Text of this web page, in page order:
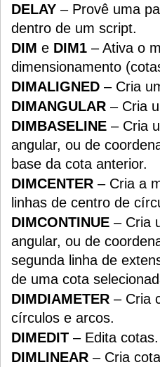
DELAY – Provê uma
dentro de um script.
DIM e DIM1 – Ativa o
dimensionamento
DIMALIGNED – Cria
DIMANGULAR – Cria
DIMBASELINE – Cria
angular, ou de
base da cota anterior.
DIMCENTER – Cria a
linhas de centro de
DIMCONTINUE – Cria
angular, ou de
segunda linha de
de uma cota
DIMDIAMETER – Cria
círculos e arcos.
DIMEDIT – Edita cotas.
DIMLINEAR – Cria